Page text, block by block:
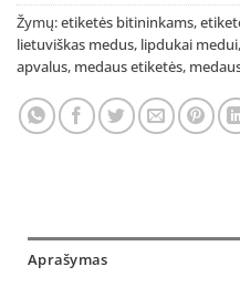
Žymų:etiketės bitininkams,
lietuviškas medus, lipdukai medui,
apvalus, medaus etiketės,
Aprašymas